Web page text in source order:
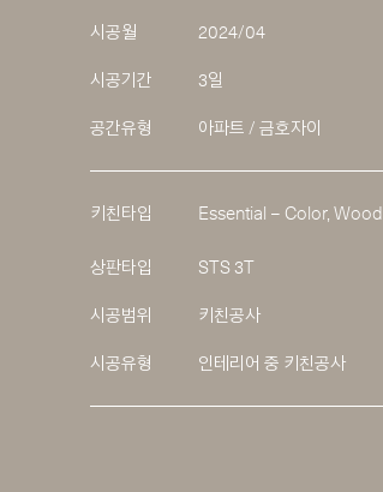
시공월 2024/04
시공기간 3일
공간유형 아파트 / 금호자이
키친타입 Essential – Color, Wood
상판타입 STS 3T
시공범위 키친공사
시공유형 인테리어 중 키친공사